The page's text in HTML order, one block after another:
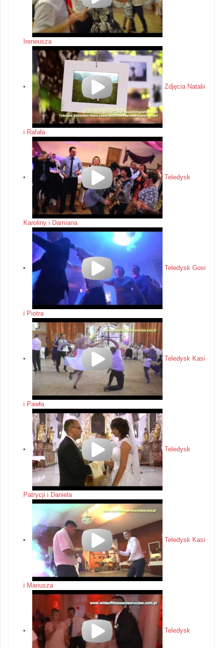
Ireneusza
Zdjęcia Natalii
i Rafała
Teledysk
Karoliny i Damiana
Teledysk Gosi
i Piotra
Teledysk Kasi
i Pawła
Teledysk
Patrycji i Daniela
Teledysk Kasi
i Mariusza
Teledysk